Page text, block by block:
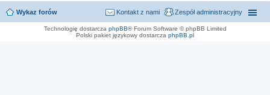
Wykaz forów Zespół administracyjny
Kontakt z nami
Technologię dostarcza phpBB® Forum Software © phpBB Limited
Polski pakiet językowy dostarcza phpBB.pl